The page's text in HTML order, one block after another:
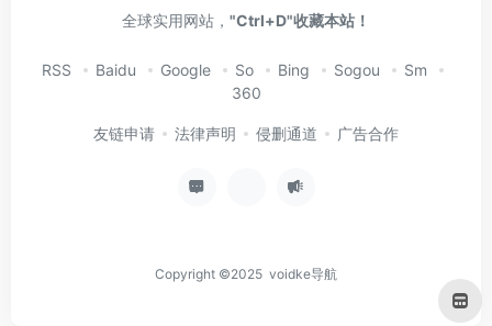
全球实用网站， "Ctrl+D"收藏本站！
RSS Baidu Google So Bing Sogou
Sm
360
友链申请 法律声明 侵删通道 广告合作
Copyright ©2025 voidke导航